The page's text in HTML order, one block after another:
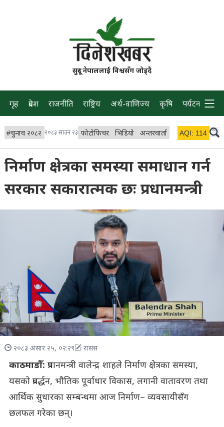
सुदूर नेपाललाई विश्वसँग जोड्दै
गृह प्रदेश राजनीति राष्ट्रिय अर्थ-वाणिज्य कृषि पर्यटन प्रवास
#चुनाव २०८२ २०८३ साउन २३ फोटोफिचर भिडियो अन्तरवार्ता विचार/ब्लग
AQI: 114
निर्माण क्षेत्रका समस्या समाधान गर्न
सरकार सकारात्मक छः प्रधानमन्त्री
२०८३ असार २५, ०२:२९ रासस
काठमाडौँ: प्रधानमन्त्री वालेन्द्र शाहले निर्माण क्षेत्रका समस्या,
यसको प्रवर्द्धन, भौतिक पूर्वाधार विकास, लगानी वातावरण तथा
आर्थिक सुधारका सम्बन्धमा आज निर्माण– व्यवसायीसँग
छलफल गरेका छन्।